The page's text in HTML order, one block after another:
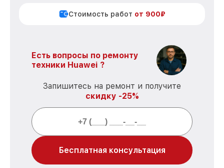
Стоимость работ от 900₽
Есть вопросы по ремонту
техники Huawei ?
Запишитесь на ремонт и получите
скидку -25%
Бесплатная консультация